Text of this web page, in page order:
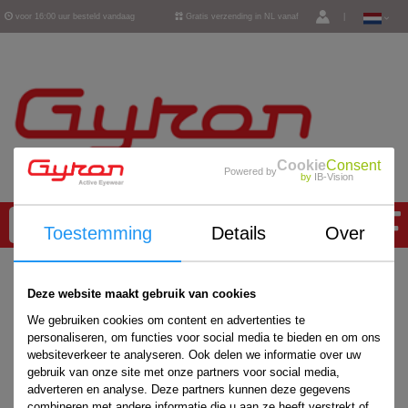
voor 16:00 uur besteld vandaag Gratis verzending in NL vanaf
Powered byCookieConsent
by IB-Vision
Toestemming Details Over
Deze website maakt gebruik van cookies
We gebruiken cookies om content en advertenties te
personaliseren, om functies voor social media te bieden en om ons
websiteverkeer te analyseren. Ook delen we informatie over uw
gebruik van onze site met onze partners voor social media,
adverteren en analyse. Deze partners kunnen deze gegevens